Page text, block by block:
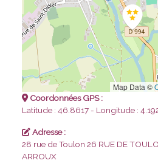
Map Data ©
Coordonnées GPS :
Latitude : 46.8617 - Longitude :
Adresse :
28 rue de Toulon 26 RUE DE
ARROUX